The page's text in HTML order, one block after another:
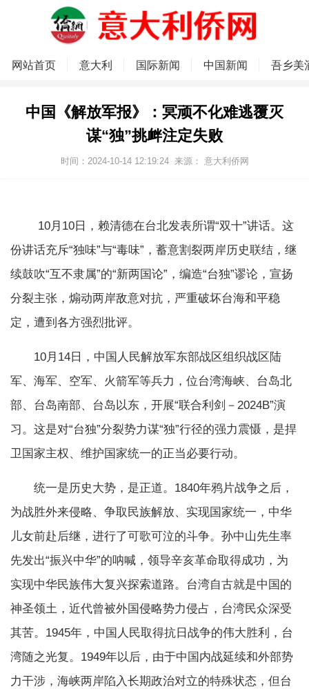
网站首页 意大利 国际新闻 中国新闻 吾乡美
中国《解放军报》：冥顽不化难逃覆灭
谋“独”挑衅注定失败
时间：2024-10-14 12:19:24 来源： 意大利侨网
10月10日，赖清德在台北发表所谓“双十”讲话。这
份讲话充斥“独味”与“毒味”，蓄意割裂两岸历史联结，继
续鼓吹“互不隶属”的“新两国论”，编造“台独”谬论，宣扬
分裂主张，煽动两岸敌意对抗，严重破坏台海和平稳
定，遭到各方强烈批评。
10月14日，中国人民解放军东部战区组织战区陆
军、海军、空军、火箭军等兵力，位台湾海峡、台岛北
部、台岛南部、台岛以东，开展“联合利剑－2024B”演
习。这是对“台独”分裂势力谋“独”行径的强力震慑，是捍
卫国家主权、维护国家统一的正当必要行动。
统一是历史大势，是正道。1840年鸦片战争之后，
为战胜外来侵略、争取民族解放、实现国家统一，中华
儿女前赴后继，进行了可歌可泣的斗争。孙中山先生率
先发出“振兴中华”的呐喊，领导辛亥革命取得成功，为
实现中华民族伟大复兴探索道路。台湾自古就是中国的
神圣领土，近代曾被外国侵略势力侵占，台湾民众深受
其苦。1945年，中国人民取得抗日战争的伟大胜利，台
湾随之光复。1949年以后，由于中国内战延续和外部势
力干涉，海峡两岸陷入长期政治对立的特殊状态，但台